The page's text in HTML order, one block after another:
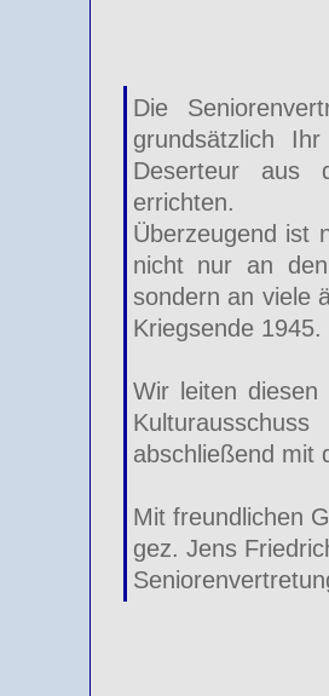
Die
grundsätzlich
Deserteur aus
errichten.
Überzeugend ist
nicht nur an
sondern an viele
Kriegsende 1945.
Wir leiten diesen
abschließend mit
Mit freundlichen
gez. Jens